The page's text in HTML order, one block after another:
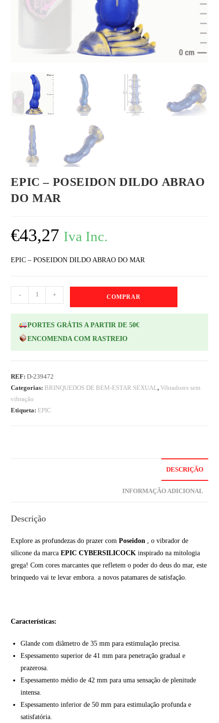
EPIC – POSEIDON DILDO ABRAO
DO MAR
€43,27 Iva Inc.
EPIC – POSEIDON DILDO ABRAO DO MAR
- + COMPRAR
PORTES GRÁTIS A PARTIR DE 50€
ENCOMENDA COM RASTREIO
REF:D-239472
Categorias: BRINQUEDOS DE BEM-ESTAR SEXUAL,Vibradores sem
vibração
Etiqueta: EPIC
DESCRIÇÃO
INFORMAÇÃO ADICIONAL
Descrição
Explore as profundezas do prazer comPoseidon , o vibrador de
silicone da marcaEPIC CYBERSILICOCK inspirado na mitologia
grega! Com cores marcantes que refletem o poder do deus do mar, este
brinquedo vai te levar embora. a novos patamares de satisfação.
Características:
Glande com diâmetro de 35 mm para estimulação precisa.
Espessamento superior de 41 mm para penetração gradual e
prazerosa.
Espessamento médio de 42 mm para uma sensação de plenitude
intensa.
Espessamento inferior de 50 mm para estimulação profunda e
satisfatória.